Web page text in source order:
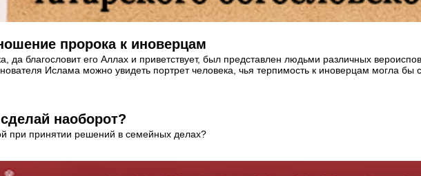
пророка к иноверцам
да благословит его Аллах и приветствует, был представлен людьми различных
Ислама можно увидеть портрет человека, чья терпимость к иноверцам могла бы
наоборот?
при принятии решений в семейных делах?